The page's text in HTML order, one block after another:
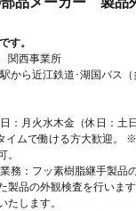
す。
関西事業所
から近江鉄道･湖国バス
1分弱
：月火水木金（休日：土
ムで働ける方大歓迎。
。
務：フッ素樹脂継手製品
製品の外観検査を行いま
たします。